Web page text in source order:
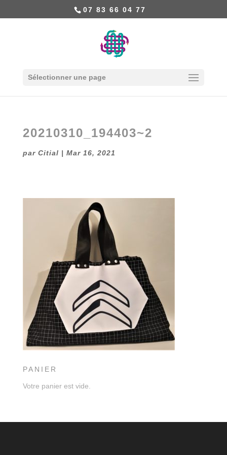
07 83 66 04 77
Sélectionner une page
20210310_194403~2
par Citial | Mar 16, 2021
PANIER
Votre panier est vide.